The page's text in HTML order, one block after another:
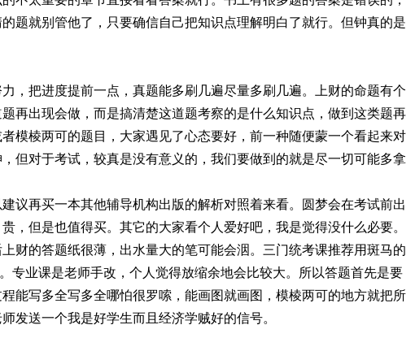
题就别管他了，只要确信自己把知识点理解明白了就行。但钟真的是
，把进度提前一点，真题能多刷几遍尽量多刷几遍。上财的命题有个
再出现会做，而是搞清楚这道题考察的是什么知识点，做到这类题再
模棱两可的题目，大家遇见了心态要好，前一种随便蒙一个看起来对
但对于考试，较真是没有意义的，我们要做到的就是尽一切可能多拿
议再买一本其他辅导机构出版的解析对照着来看。圆梦会在考试前出
但是也值得买。其它的大家看个人爱好吧，我是觉得没什么必要。
财的答题纸很薄，出水量大的笔可能会洇。三门统考课推荐用斑马的
专业课是老师手改，个人觉得放缩余地会比较大。所以答题首先是要
能写多全写多全哪怕很罗嗦，能画图就画图，模棱两可的地方就把所
发送一个我是好学生而且经济学贼好的信号。